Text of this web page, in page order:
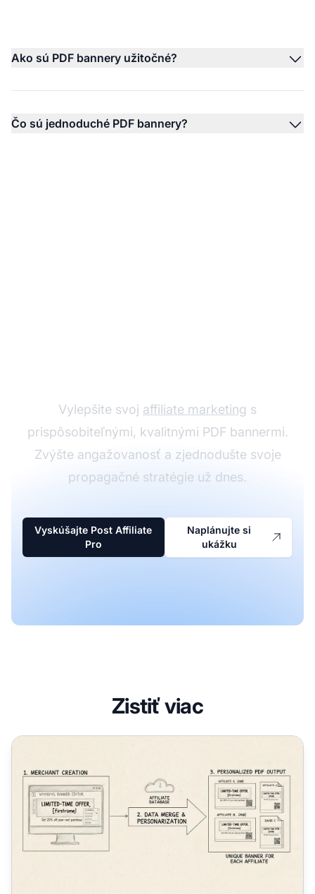
Ako sú PDF bannery užitočné?
Čo sú jednoduché PDF bannery?
Vylepšite svoj affiliate marketing s
prispôsobiteľnými, kvalitnými PDF bannermi.
Zvýšte angažovanosť a zjednodušte svoje
propagačné stratégie už dnes.
Vyskúšajte Post Affiliate
Pro
Naplánujte si
ukážku
Zistiť viac
Čo sú jednoduché PDF bannery? Kompletný sprievodca